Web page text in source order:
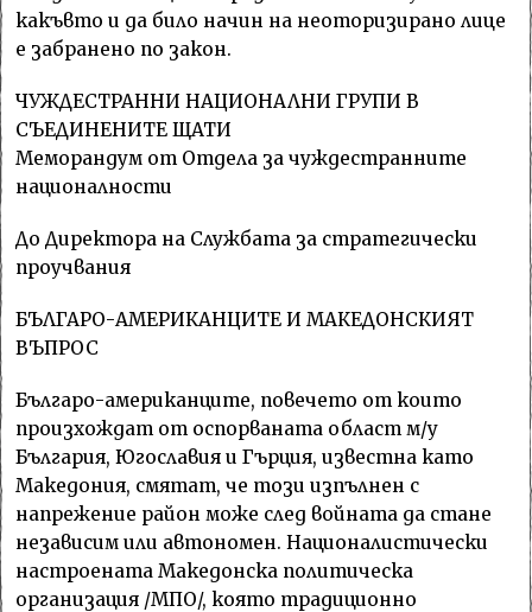
какъвто и да било начин на неоторизирано лице
е забранено по закон.
ЧУЖДЕСТРАННИ НАЦИОНАЛНИ ГРУПИ В
СЪЕДИНЕНИТЕ ЩАТИ
Меморандум от Отдела за чуждестранните
националности
До Директора на Службата за стратегически
проучвания
БЪЛГАРО-АМЕРИКАНЦИТЕ И МАКЕДОНСКИЯТ
ВЪПРОС
Българо-американците, повечето от които
произхождат от оспорваната област м/у
България, Югославия и Гърция, известна като
Македония, смятат, че този изпълнен с
напрежение район може след войната да стане
независим или автономен. Националистически
настроената Македонска политическа
организация /МПО/, която традиционно